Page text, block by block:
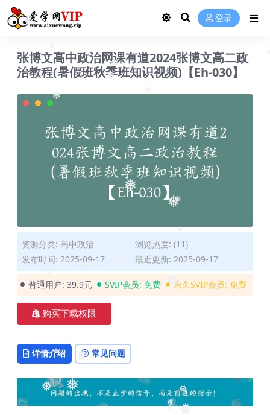
❅
❅
❅
❅
❅
❅
❅ ❅
❅
❅
❅
❅
❅
❅
❅
登录
张博文高中政治网课有道2024张博文高二政
治教程(暑假班秋季班知识视频)【Eh-030】
资源分类: 高中政治
浏览热度: (11)
发布时间: 2025-09-17
最近更新: 2025-09-17
普通用户: 39.9元 SVIP会员: 免费 永久SVIP会员: 免费
购买下载权限
详情介绍 常见问题